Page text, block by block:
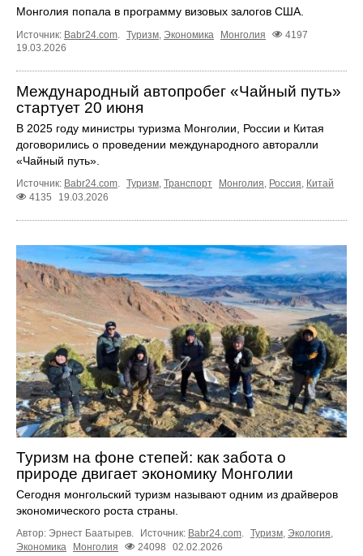
Монголия попала в программу визовых залогов США.
Источник: Babr24.com. Туризм, Экономика Монголия
4197
19.03.2026
Международный автопробег «Чайный путь»
стартует 20 июня
В 2025 году министры туризма Монголии, России и Китая
договорились о проведении международного авторалли
«Чайный путь».
Источник: Babr24.com. Туризм, Транспорт Монголия, Россия, Китай
4135
19.03.2026
Туризм на фоне степей: как забота о
природе двигает экономику Монголии
Сегодня монгольский туризм называют одним из драйверов
экономического роста страны.
Автор: Эрнест Баатырев. Источник: Babr24.com Туризм Экология
Экономика
Монголия 24098 02.02.2026